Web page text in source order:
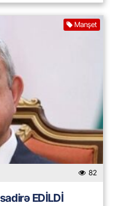
Manşet
82
EDİLDİ